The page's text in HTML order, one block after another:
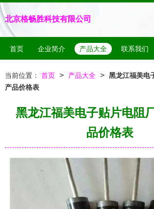
北京格畅胜科技有限公司
首页 企业简介 产品大全 联系我们
当前位置： 首页 > 产品大全 > 黑龙江福美电
产品价格表
黑龙江福美电子贴片电阻
品价格表